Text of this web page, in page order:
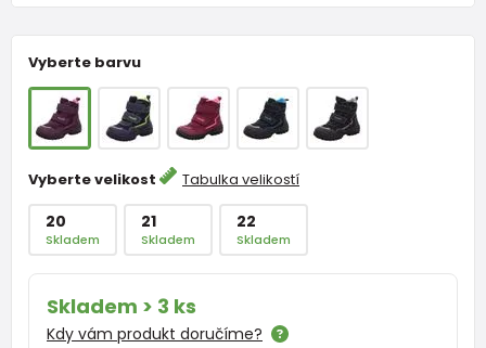
Vyberte barvu
Vyberte velikost Tabulka velikostí
20
Skladem
21
Skladem
22
Skladem
Skladem > 3 ks
Kdy vám produkt doručíme?